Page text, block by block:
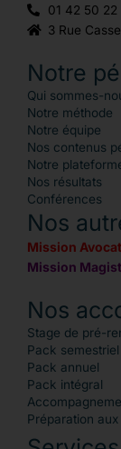
01 42 50 22
3 Rue
Notre
Qui sommes-
Notre méthode
Notre équipe
Nos contenus
Notre
Nos résultats
Conférences
Nos
Mission Avocat
Mission
Nos
Stage de pré-
Pack semestriel
Pack annuel
Pack intégral
Préparation